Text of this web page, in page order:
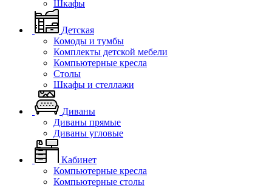
Шкафы
Детская
Комоды и тумбы
Комплекты детской мебели
Компьютерные кресла
Столы
Шкафы и стеллажи
Диваны
Диваны прямые
Диваны угловые
Кабинет
Компьютерные кресла
Компьютерные столы